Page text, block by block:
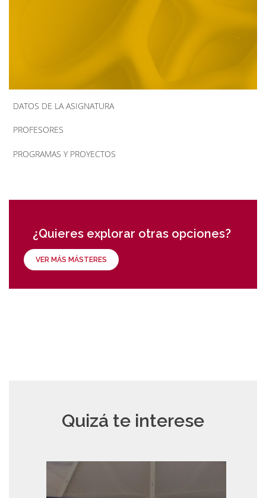
DATOS DE LA ASIGNATURA
PROFESORES
PROGRAMAS Y PROYECTOS
¿Quieres explorar otras opciones?
VER MÁS MÁSTERES
Quizá te interese